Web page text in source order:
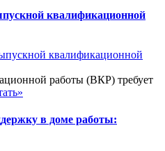
квалификационной
работы (ВКР) требует
в доме работы: